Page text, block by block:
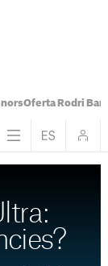
Oferta Rodri